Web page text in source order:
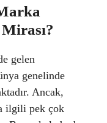
gelen
genelinde
Ancak,
ilgili pek çok